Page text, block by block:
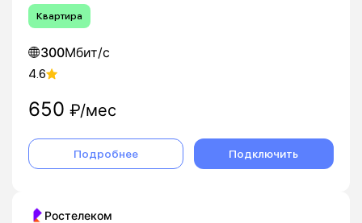
Квартира
300Мбит/с
4.6
650 ₽/мес
Подробнее Подключить
Ростелеком